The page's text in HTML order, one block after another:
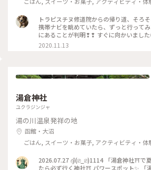
トラピスチヌ修道院からの帰り道、そろ
携帯ナビを眺めていたら、ずっと行って
にあることが判明❢❢ すぐに向かいました😆 某水曜ど○
ょうの対決列島で最初に対決した、コー
のソフトクリームです❣❣ 種類はバニラ
ソフトクリーム🍦でしかもお値段が270円
のですか、何回かキンキンに襲われました
風味が鼻から抜けてとても美味しいソフト
ルームきくち#ソフトクリーム#モカソフ
2020.11.13
湯倉神社
ユクラジンジャ
湯の川温泉発祥の地
函館・大沼
ごはん, スイーツ・お菓子, アクティビティ・体
2026.07.27 ദ്ദി(⎚_⎚)1114 「湯倉神社⛩️で夏詣🎐」 函館へ来
たら必ず行く神社⛩️ パワースポット✨️ 「